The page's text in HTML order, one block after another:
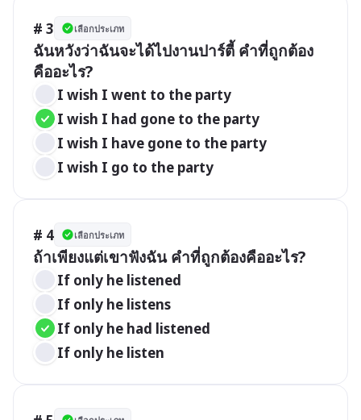
# 3 เลือกประเภท
ฉันหวังว่าฉันจะได้ไปงานปาร์ตี้ คำที่ถูกต้อง
คืออะไร?
I wish I went to the party
I wish I had gone to the party
I wish I have gone to the party
I wish I go to the party
# 4 เลือกประเภท
ถ้าเพียงแต่เขาฟังฉัน คำที่ถูกต้องคืออะไร?
If only he listened
If only he listens
If only he had listened
If only he listen